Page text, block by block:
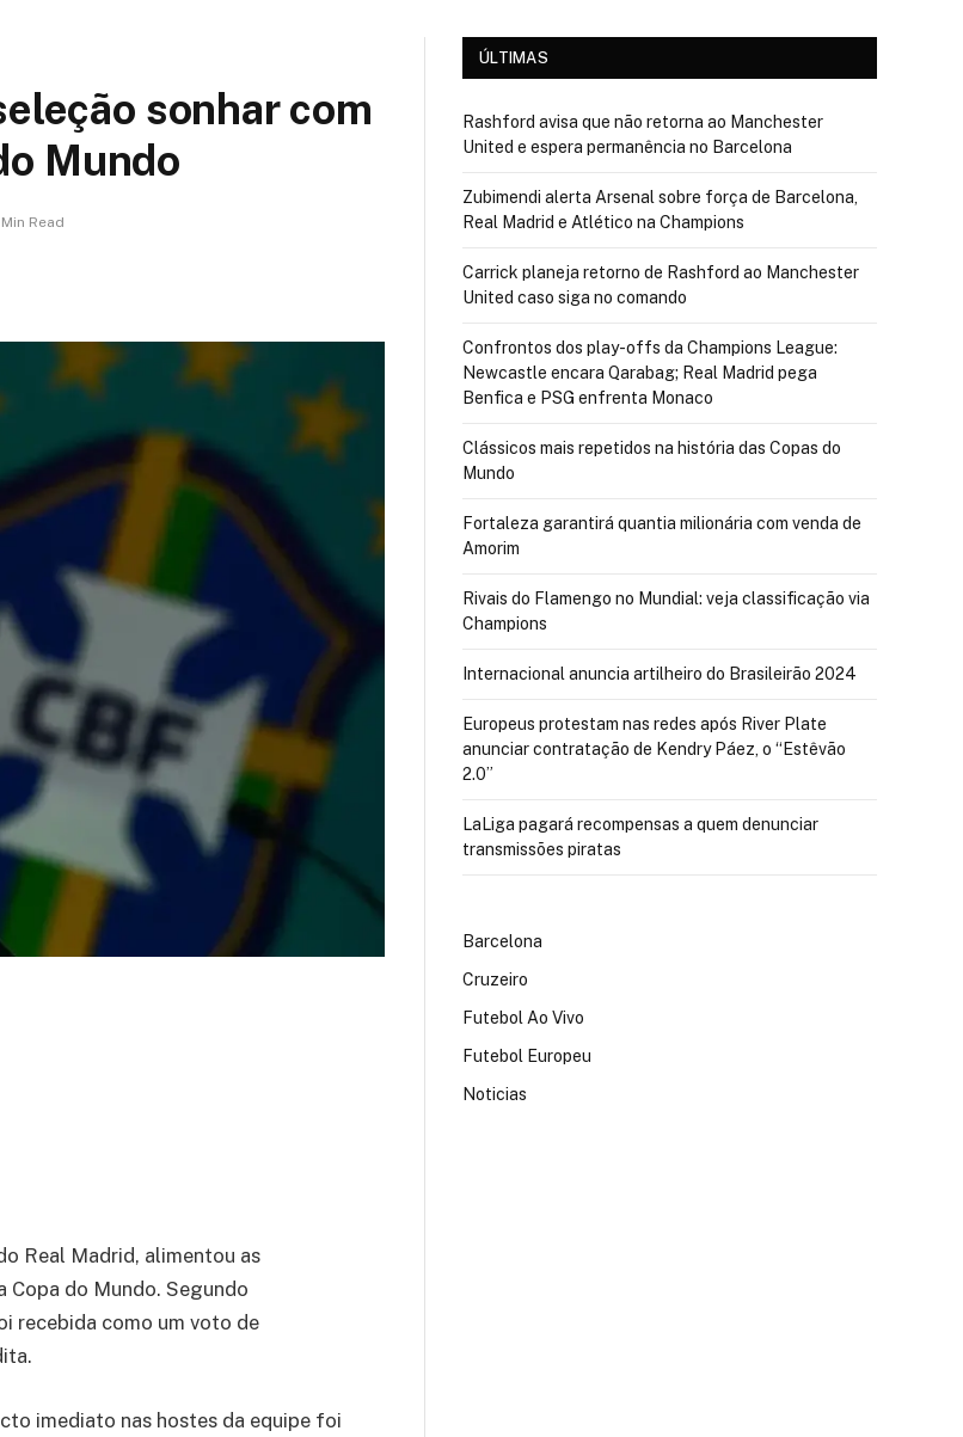
sonhar com
Mundo
Min Read
Real Madrid, alimentou as
Copa do Mundo. Segundo
recebida como um voto de
imediato nas hostes da equipe foi
ÚLTIMAS
Rashford avisa que não retorna ao Manchester
United e espera permanência no Barcelona
Zubimendi alerta Arsenal sobre força de Barcelona,
Real Madrid e Atlético na Champions
Carrick planeja retorno de Rashford ao Manchester
United caso siga no comando
Confrontos dos play-offs da Champions League:
Newcastle encara Qarabag; Real Madrid pega
Benfica e PSG enfrenta Monaco
Clássicos mais repetidos na história das Copas do
Mundo
Fortaleza garantirá quantia milionária com venda de
Amorim
Rivais do Flamengo no Mundial: veja classificação via
Champions
Internacional anuncia artilheiro do Brasileirão 2024
Europeus protestam nas redes após River Plate
anunciar contratação de Kendry Páez, o “Estêvão
2.0”
LaLiga pagará recompensas a quem denunciar
transmissões piratas
Barcelona
Cruzeiro
Futebol Ao Vivo
Futebol Europeu
Noticias